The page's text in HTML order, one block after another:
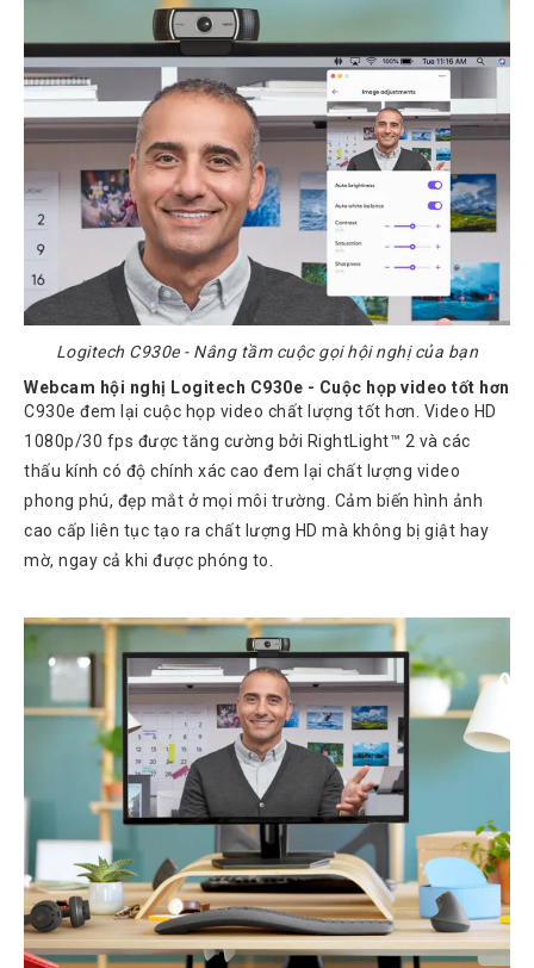
Video
HỖ
Đặt
Hàng
Online
Giới
Thiệu
Địa
Chỉ
Chính
Sách
Chuyển
Bảo
Hành
Hiệu
Hàng
Dịch
Sửa
Chữa
Logitech C930e - Nâng tầm cuộc gọi hội nghị của bạn
Webcam hội nghị Logitech C930e - Cuộc họp video tốt hơn
C930e đem lại cuộc họp video chất lượng tốt hơn. Video HD
1080p/30 fps được tăng cường bởi RightLight™ 2 và các
thấu kính có độ chính xác cao đem lại chất lượng video
phong phú, đẹp mắt ở mọi môi trường. Cảm biến hình ảnh
cao cấp liên tục tạo ra chất lượng HD mà không bị giật hay
mờ, ngay cả khi được phóng to.